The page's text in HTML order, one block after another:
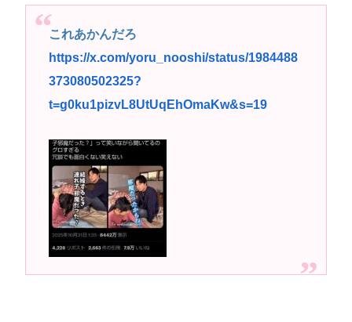
横浜高校野球部レギュラー9人中、神奈川県人0人
サイン入りドラム・スティックをプレゼントw
若くて美人なママと親友の淫らな行為内容を毎回聞
かされる「女神の加護を受けしママのサーガ」3巻 今
ガチで “ママ” ブーム来てるよな
ポケカ資産が100万円超えた男の子www
【高市動画】こういうオスガキってどうやったら産
まれるの？
これあかんだろ
https://x.com/yoru_nooshi/status/1984488
373080502325?
t=g0ku1pizvL8UtUqEhOmaKw&s=19